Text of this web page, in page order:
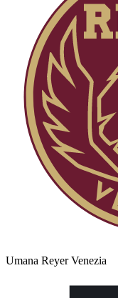
Umana Reyer Venezia